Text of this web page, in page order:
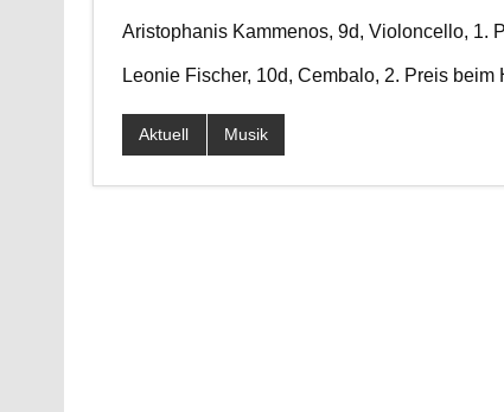
Aristophanis Kammenos, 9d, Violoncello, 1.
Leonie Fischer, 10d, Cembalo, 2. Preis
Aktuell Musik